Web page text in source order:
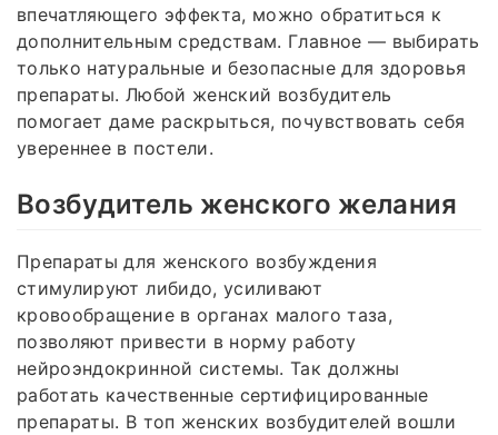
впечатляющего эффекта, можно обратиться к
дополнительным средствам. Главное — выбирать
только натуральные и безопасные для здоровья
препараты. Любой женский возбудитель
помогает даме раскрыться, почувствовать себя
увереннее в постели.
Возбудитель женского желания
Препараты для женского возбуждения
стимулируют либидо, усиливают
кровообращение в органах малого таза,
позволяют привести в норму работу
нейроэндокринной системы. Так должны
работать качественные сертифицированные
препараты. В топ женских возбудителей вошли